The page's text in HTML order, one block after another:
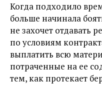
Когда подходило
больше начинала
не захочет отдавать
по условиям
выплатить всю
потраченные на ее
тем, как протекает